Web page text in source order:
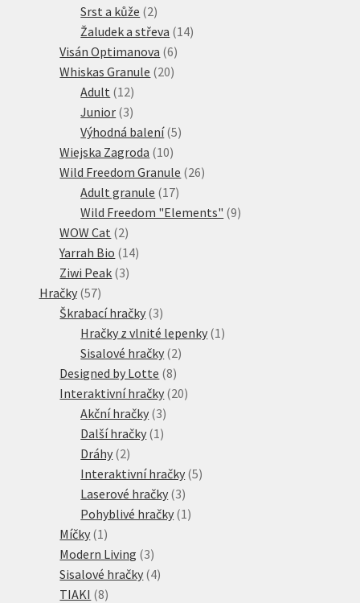
Srst a kůže 22
produkty
Žaludek a střeva 1414
Visán Optimanova 66
produktů
Whiskas Granule 2020
Adult 1212
produktů
Junior 33
produkty
Výhodná balení 55
Wiejska Zagroda 1010
produktů
Wild Freedom Granule 2626
Adult granule 1717
produktů
Wild Freedom "Elements" 99
WOW Cat 22
produkty
Yarrah Bio 1414
Ziwi Peak 33
Hračky 5757
produktů
Škrabací hračky 33
produkty
Hračky z vlnité lepenky 1 1
Sisalové hračky 22
Designed by Lotte 88
produktů
Interaktivní hračky 2020
Akční hračky 33
produkty
Další hračky 1 1
Dráhy 22
produkty
Interaktivní hračky 55
Laserové hračky 33
produkty
Pohyblivé hračky 1 1
Míčky 1 1
produkt
Modern Living 33
produkty
Sisalové hračky 44
TIAKI 88